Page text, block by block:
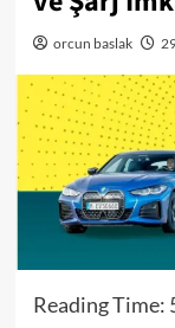
orcun baslak
Reading Time: